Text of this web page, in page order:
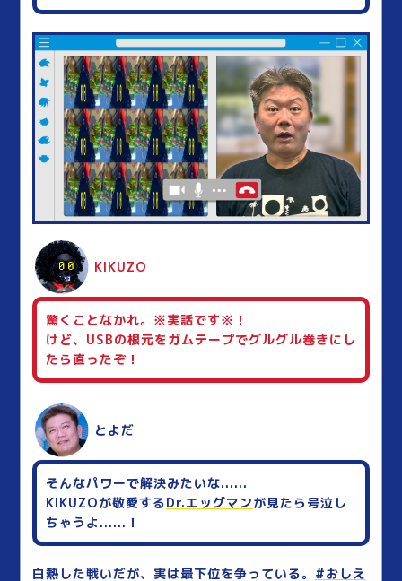
KIKUZO
驚くことなかれ。※実話です※！
けど、USBの根元をガムテープでグルグル巻きにし
たら直ったぞ！
とよだ
そんなパワーで解決みたいな......
KIKUZOが敬愛するDr.エッグマンが見たら号泣し
ちゃうよ......！
白熱した戦いだが、実は最下位を争っている。 #おしえ